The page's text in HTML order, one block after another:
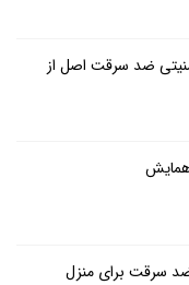
اصل از
منزل